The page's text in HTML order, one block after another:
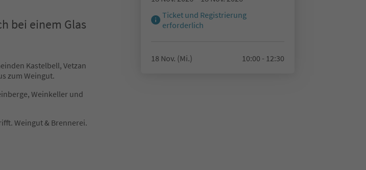
bei einem Glas
Kastelbell, Vetzan
zum Weingut.
Weinkeller und
Weingut & Brennerei.
Ticket und Registrierung
erforderlich
18 Nov. (Mi.) 10:00 - 12:30